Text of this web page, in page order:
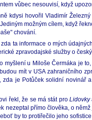
vůbec nesouvisí, když
kdysi hovořil Vladimír
možným cílem, když
chování.
ta informace o mých
zpravodajské služby o
myšlení u Miloše Čermáka je
mít v USA zahraničního
zda je Potůček solidní novinář
řekl, že se má stát proLidovky
nezeptal přímo člověka, o
by to protiřečilo jeho